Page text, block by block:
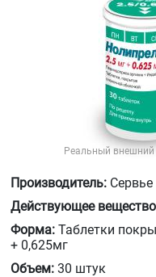
Реальный внешний
Производитель:
Действующее
Форма: Таблетки
+ 0,625мг
Объем: 30 штук